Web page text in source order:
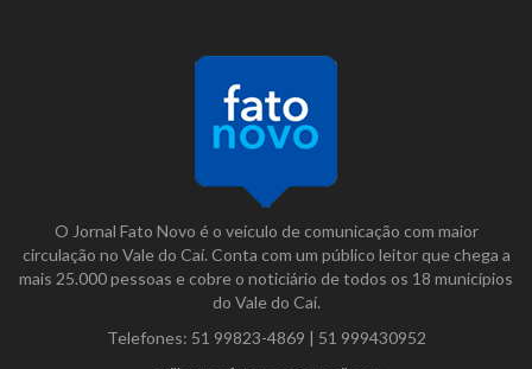
O Jornal Fato Novo é o veículo de comunicação com maior
circulação no Vale do Caí. Conta com um público leitor que chega a
mais 25.000 pessoas e cobre o noticiário de todos os 18 municípios
do Vale do Caí.
Telefones: 51 99823-4869 | 51 999430952